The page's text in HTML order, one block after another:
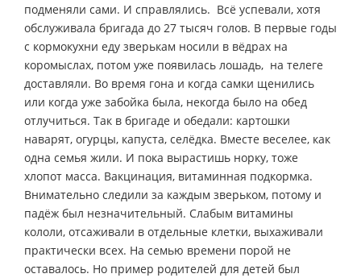
подменяли сами. И справлялись. Всё успевали, хотя
обслуживала бригада до 27 тысяч голов. В первые годы
с кормокухни еду зверькам носили в вёдрах на
коромыслах, потом уже появилась лошадь, на телеге
доставляли. Во время гона и когда самки щенились
или когда уже забойка была, некогда было на обед
отлучиться. Так в бригаде и обедали: картошки
наварят, огурцы, капуста, селёдка. Вместе веселее, как
одна семья жили. И пока вырастишь норку, тоже
хлопот масса. Вакцинация, витаминная подкормка.
Внимательно следили за каждым зверьком, потому и
падёж был незначительный. Слабым витамины
кололи, отсаживали в отдельные клетки, выхаживали
практически всех. На семью времени порой не
оставалось. Но пример родителей для детей был